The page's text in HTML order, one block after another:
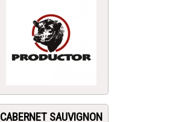
CABERNET SAUVIGNON